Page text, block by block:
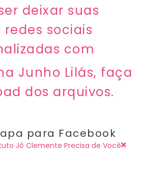
deixar suas
redes sociais
com
Junho Lilás, faça
dos arquivos.
para Facebook